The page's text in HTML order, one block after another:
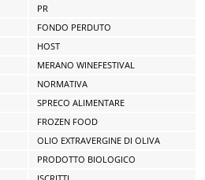
PR
FONDO PERDUTO
HOST
MERANO WINEFESTIVAL
NORMATIVA
SPRECO ALIMENTARE
FROZEN FOOD
OLIO EXTRAVERGINE DI OLIVA
PRODOTTO BIOLOGICO